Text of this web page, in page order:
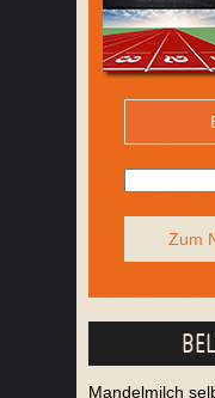
Zum
Mandelmilch